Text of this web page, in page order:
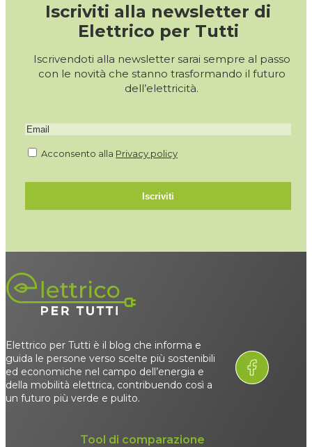
Iscriviti alla newsletter di
Elettrico per Tutti
Iscrivendoti alla newsletter sarai sempre al passo
con le novità che stanno trasformando il futuro
dell’elettricità.
Acconsento alla Privacy policy
Iscriviti
Elettrico per Tutti è il blog che informa e
guida le persone verso scelte più sostenibili
ed economiche nel campo dell’energia e
della mobilità elettrica, contribuendo così a
un futuro più verde e pulito.
Tool di comparazione